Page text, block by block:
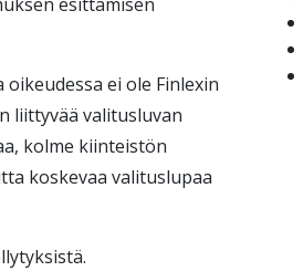
ei ole Finlexin
liittyvää valitusluvan
kolme kiinteistön
koskevaa valituslupaa